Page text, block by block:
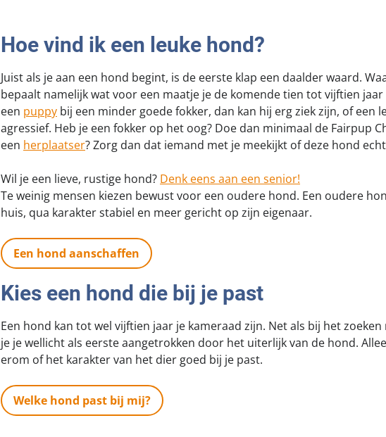
Hoe vind ik een leuke hond?
Juist als je aan een hond begint, is de eerste klap een daalder waard.
bepaalt namelijk wat voor een maatje je de komende tien tot vijftien
een puppy bij een minder goede fokker, dan kan hij erg ziek zijn, of een
agressief. Heb je een fokker op het oog? Doe dan minimaal de Fairpup
een herplaatser? Zorg dan dat iemand met je meekijkt of deze hond
Wil je een lieve, rustige hond? Denk eens aan een senior!
Te weinig mensen kiezen bewust voor een oudere hond. Een oudere
huis, qua karakter stabiel en meer gericht op zijn eigenaar.
Een hond aanschaffen
Kies een hond die bij je past
Een hond kan tot wel vijftien jaar je kameraad zijn. Net als bij het
je je wellicht als eerste aangetrokken door het uiterlijk van de hond.
erom of het karakter van het dier goed bij je past.
Welke hond past bij mij?